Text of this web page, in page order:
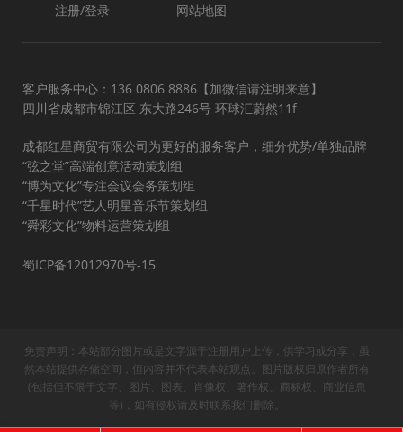
注册/登录
网站地图
客户服务中心：136 0806 8886【加微信请注明来意】
四川省成都市锦江区 东大路246号 环球汇蔚然11f
成都红星商贸有限公司为更好的服务客户，细分优势/单独品牌
“弦之堂”高端创意活动策划组
“博为文化”专注会议会务策划组
“千星时代”艺人明星音乐节策划组
“舜彩文化”物料运营策划组
蜀ICP备12012970号-15
免责声明：本站部分图片或是文字源于注册用户上传，供学习或分享，虽
然本站提供存储空间，但内容并不代表本站观点。图片版权归原作者所有
(包括但不限于文字、图片、图表、肖像权、著作权、商标权、商业信息
等)，如有侵权请及时联系我们删除。